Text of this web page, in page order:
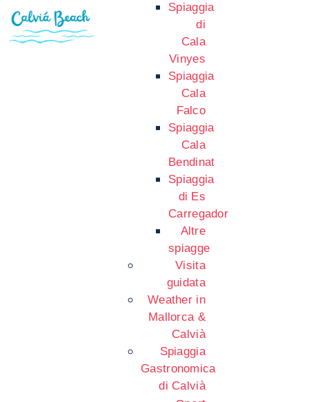
Spiaggia
di
Cala
Vinyes
Spiaggia
Cala
Falco
Spiaggia
Cala
Bendinat
Spiaggia
di Es
Carregador
Altre
spiagge
Visita
guidata
Weather in
Mallorca &
Calvià
Spiaggia
Gastronomica
di Calvià